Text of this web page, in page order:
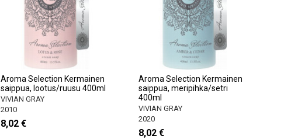
Aroma Selection Kermainen
saippua, lootus/ruusu 400ml
VIVIAN GRAY
2010
8,02 €
Aroma Selection Kermainen
saippua, meripihka/setri
400ml
VIVIAN GRAY
2020
8,02 €